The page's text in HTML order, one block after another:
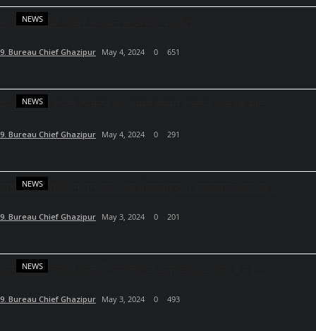
NEWS
महाहर धाम के पोखरे में डूबने से अधेड़ की मौत
9. Bureau Chief Ghazipur May 4, 2024 0 651
NEWS
फ़ोर लेन पर ट्रक ट्रैक्टर की आमने सामने टक्कर ,एक कि मौत
9. Bureau Chief Ghazipur May 4, 2024 0 291
NEWS
जनता को जागीर मानने वाले अब बौखलाहट में बयानबाजी कर रहे...
9. Bureau Chief Ghazipur May 3, 2024 0 201
NEWS
आखिर क्यों चुनाव आते ही राजनैतिक दलों को याद आते हैं पुर्व...
9. Bureau Chief Ghazipur May 3, 2024 0 493